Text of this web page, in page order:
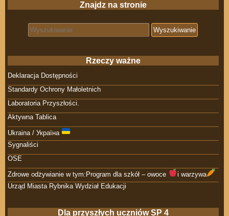
Znajdz na stronie
Search for:
Rzeczy ważne
Deklaracja Dostępności
Standardy Ochrony Małoletnich
Laboratoria Przyszłości.
Aktywna Tablica
Ukraina / Україна
Sygnaliści
OSE
Zdrowe odżywianie w tym:Program dla szkół – owoce
i warzywa
Urząd Miasta Rybnika Wydział Edukacji
Dla przyszłych uczniów SP 4